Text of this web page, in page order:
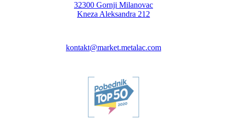
32300 Gornji Milanovac
Kneza Aleksandra 212
kontakt@market.metalac.com